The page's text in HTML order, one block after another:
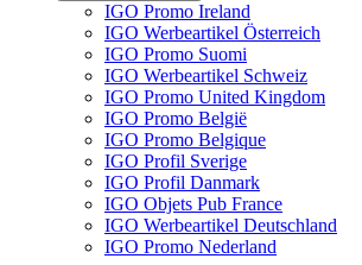
IGO Promo Ireland
IGO Werbeartikel Österreich
IGO Promo Suomi
IGO Werbeartikel Schweiz
IGO Promo United Kingdom
IGO Promo België
IGO Promo Belgique
IGO Profil Sverige
IGO Profil Danmark
IGO Objets Pub France
IGO Werbeartikel Deutschland
IGO Promo Nederland